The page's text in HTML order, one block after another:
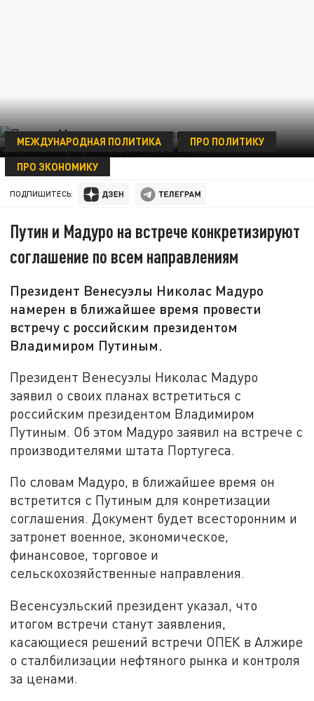
МЕЖДУНАРОДНАЯ ПОЛИТИКА
ПРО ПОЛИТИКУ
ПРО ЭКОНОМИКУ
06 ОКТЯБРЯ 05:36
ПОДПИШИТЕСЬ:
Путин и Мадуро на встрече конкретизируют
соглашение по всем направлениям
Президент Венесуэлы Николас Мадуро
намерен в ближайшее время провести
встречу с российским президентом
Владимиром Путиным.
Президент Венесуэлы Николас Мадуро
заявил о своих планах встретиться с
российским президентом Владимиром
Путиным. Об этом Мадуро заявил на встрече с
производителями штата Португеса.
По словам Мадуро, в ближайшее время он
встретится с Путиным для конретизации
соглашения. Документ будет всесторонним и
затронет военное, экономическое,
финансовое, торговое и
сельскохозяйственные направления.
Весенсуэльский президент указал, что
итогом встречи станут заявления,
касающиеся решений встречи ОПЕК в Алжире
о сталбилизации нефтяного рынка и контроля
за ценами.